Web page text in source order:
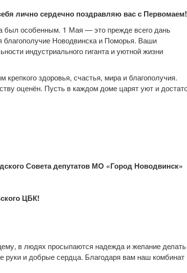
лично сердечно поздравляю вас с Первомаем!
был особенным. 1 Мая — это прежде всего дань
Новодвинска и Поморья. Ваши
индустриального гиганта и уютной жизни
здоровья, счастья, мира и благополучия.
оценён. Пусть в каждом доме царят уют и
Совета депутатов МО «Город Новодвинск»
ЦБК!
в людях просыпаются надежда и желание делать
руки и добрые сердца. Благодаря вам наш комбинат